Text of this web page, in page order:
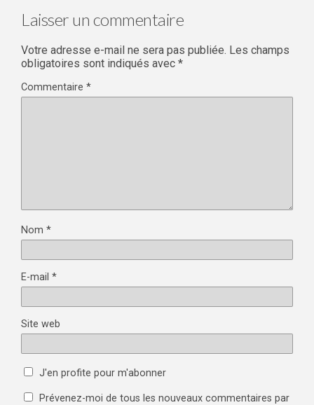
Laisser un commentaire
Votre adresse e-mail ne sera pas publiée. Les champs
obligatoires sont indiqués avec *
Commentaire *
Nom *
E-mail *
Site web
J'en profite pour m'abonner
Prévenez-moi de tous les nouveaux commentaires par